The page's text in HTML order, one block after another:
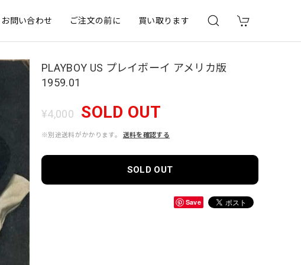
お問い合わせ ご注文の前に 買い取ります
PLAYBOY US プレイボーイ アメリカ版
1959.01
¥4,000 SOLD OUT
※別途送料がかかります。 送料を確認する
SOLD OUT
Save